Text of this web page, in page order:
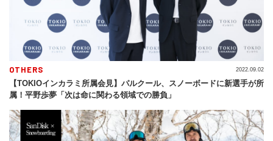
OTHERS
【TOKIOインカラミ所属会見】パルクール、スノーボードに新選手が所
属！平野歩夢「次は命に関わる領域での勝負」
2022.09.02